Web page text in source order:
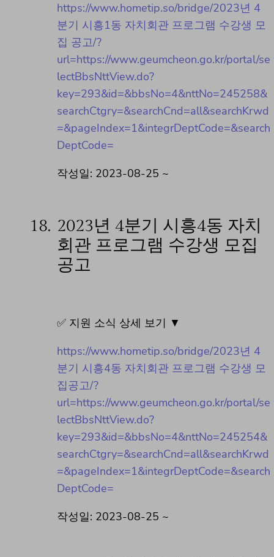
https://www.hometip.so/bridge/2023년 4
분기 시흥1동 자치회관 프로그램 수강생 모
집 공고/?
url=https://www.geumcheon.go.kr/portal/se
lectBbsNttView.do?
key=293&id=&bbsNo=4&nttNo=245258&
searchCtgry=&searchCnd=all&searchKrwd
=&pageIndex=1&integrDeptCode=&search
DeptCode=
작성일: 2023-08-25 ~
18. 2023년 4분기 시흥4동 자치
회관 프로그램 수강생 모집
공고
✅ 지원 소식 상세 보기 ▼
https://www.hometip.so/bridge/2023년 4
분기 시흥4동 자치회관 프로그램 수강생 모
집공고/?
url=https://www.geumcheon.go.kr/portal/se
lectBbsNttView.do?
key=293&id=&bbsNo=4&nttNo=245254&
searchCtgry=&searchCnd=all&searchKrwd
=&pageIndex=1&integrDeptCode=&search
DeptCode=
작성일: 2023-08-25 ~